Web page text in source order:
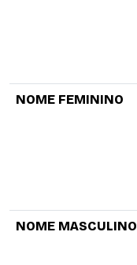
NOME FEMININO
NOME MASCULINO